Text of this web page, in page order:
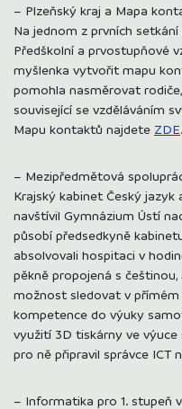
– Plzeňský kraj a Mapa
Na jednom z prvních
Předškolní a prvostupňové
myšlenka vytvořit mapu
pomohla nasměrovat
související se vzděláváním
Mapu kontaktů najdete ZDE.
– Mezipředmětová
Krajský kabinet Český
navštívil Gymnázium Ústí
působí předsedkyně
absolvovali hospitaci v
pěkně propojená s
možnost sledovat v
kompetence do výuky
využití 3D tiskárny ve
pro ně připravil správce ICT
– Informatika pro 1. stupeň